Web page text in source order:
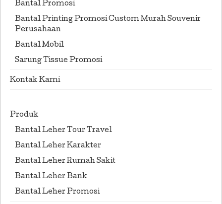
Bantal Promosi
Bantal Printing Promosi Custom Murah Souvenir
Perusahaan
Bantal Mobil
Sarung Tissue Promosi
Kontak Kami
Produk
Bantal Leher Tour Travel
Bantal Leher Karakter
Bantal Leher Rumah Sakit
Bantal Leher Bank
Bantal Leher Promosi